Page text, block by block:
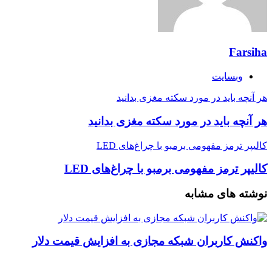
Farsiha
وبسایت
هر آنچه باید در مورد سکته مغزی بدانید
هر آنچه باید در مورد سکته مغزی بدانید
کالیپر ترمز مفهومی برمبو با چراغ‌های LED
کالیپر ترمز مفهومی برمبو با چراغ‌های LED
نوشته های مشابه
واکنش کاربران شبکه مجازی به افزایش قیمت دلار